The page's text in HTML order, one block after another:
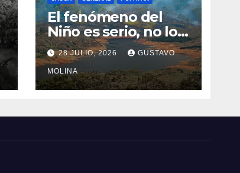
El fenómeno del
Niño es serio, no lo
tome a juego
28 JULIO, 2026 GUSTAVO
MOLINA